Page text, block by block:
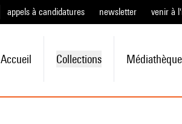
appels à candidatures newsletter venir à
Accueil Collections Médiathèque